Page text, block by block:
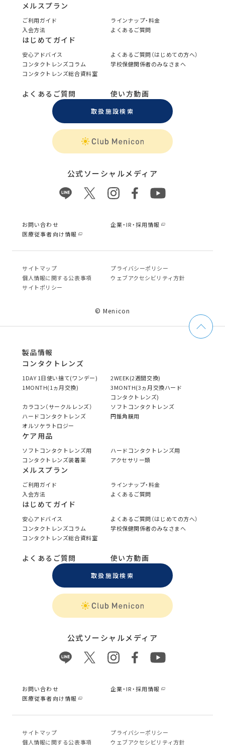
メルスプラン
ご利用ガイド
ラインナップ・料金
入会方法
よくあるご質問
はじめてガイド
安心アドバイス
よくあるご質問（はじめての方へ）
コンタクトレンズコラム
学校保健関係者のみなさまへ
コンタクトレンズ総合資料室
よくあるご質問 使い方動画
取扱施設検索
公式ソーシャルメディア
お問い合わせ
企業・IR・採用情報
医療従事者向け情報
サイトマップ
プライバシーポリシー
個⼈情報に関する公表事項
ウェブアクセシビリティ方針
サイトポリシー
© Menicon
製品情報
コンタクトレンズ
1DAY 1日使い捨て(ワンデー)
2WEEK(2週間交換)
1MONTH(1ヵ月交換)
3MONTH(3ヵ月交換ハード
コンタクトレンズ)
カラコン（サークルレンズ）
ソフトコンタクトレンズ
ハードコンタクトレンズ
円錐角膜用
オルソケラトロジー
ケア用品
ソフトコンタクトレンズ用
ハードコンタクトレンズ用
コンタクトレンズ装着薬
アクセサリー類
メルスプラン
ご利用ガイド
ラインナップ・料金
入会方法
よくあるご質問
はじめてガイド
安心アドバイス
よくあるご質問（はじめての方へ）
コンタクトレンズコラム
学校保健関係者のみなさまへ
コンタクトレンズ総合資料室
よくあるご質問 使い方動画
取扱施設検索
公式ソーシャルメディア
お問い合わせ
企業・IR・採用情報
医療従事者向け情報
サイトマップ
プライバシーポリシー
個⼈情報に関する公表事項
ウェブアクセシビリティ方針